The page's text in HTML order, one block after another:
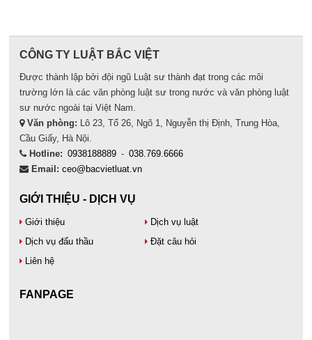
CÔNG TY LUẬT BẮC VIỆT
Được thành lập bởi đội ngũ Luật sư thành đạt trong các môi
trường lớn là các văn phòng luật sư trong nước và văn phòng luật
sư nước ngoài tại Việt Nam.
Văn phòng: Lô 23, Tổ 26, Ngõ 1, Nguyễn thị Định, Trung Hòa,
Cầu Giấy, Hà Nội.
Hotline: 0938188889 - 038.769.6666
Email: ceo@bacvietluat.vn
GIỚI THIỆU - DỊCH VỤ
Giới thiệu
Dịch vụ luật
Dịch vụ đấu thầu
Đặt câu hỏi
Liên hệ
FANPAGE